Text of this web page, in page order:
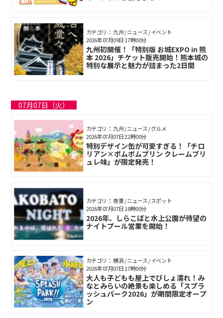
カテゴリ： 九州 / ニュース / イベント
九州初開催！「特別版 お城EXPO in 熊
本 2026」チケット販売開始！熊本城の
特別な展示と魅力が詰まった2日間
2026年07月09日 17時00分
07月07日（火）
カテゴリ： 九州 / ニュース / グルメ
特別デザイン缶が可愛すぎる！「チロ
リアン×ポムポムプリン クレームブリ
ュレ味」が限定発売！
2026年07月07日 22時00分
カテゴリ： 夜景 / ニュース / スポット
2026年、しらこばと水上公園が待望の
ナイトプール営業を開始！
2026年07月07日 18時00分
カテゴリ： 横浜 / ニュース / イベント
大人も子どもも屋上でびしょ濡れ！み
なとみらいの絶景も楽しめる「スプラ
ッシュパーク2026」が期間限定オープ
ン
2026年07月07日 17時00分